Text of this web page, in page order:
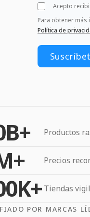
Acepto
Para obtener
Política de
Productos
Precios
Tiendas
POR MARCAS